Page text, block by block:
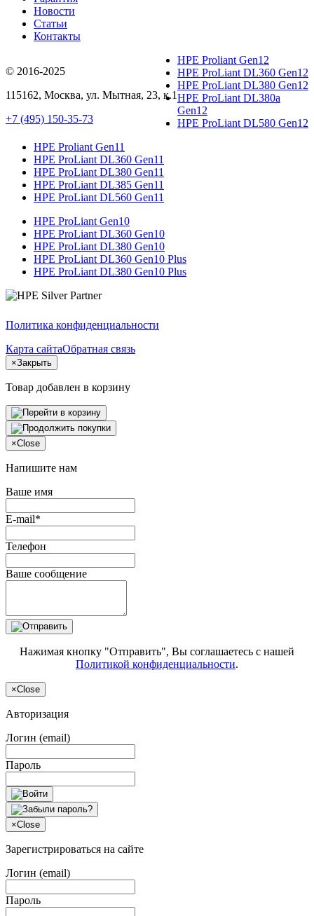
Новости
Статьи
Контакты
© 2016-2025
115162, Москва, ул. Мытная, 23, к.1
+7 (495) 150-35-73
HPE Proliant Gen12
HPE ProLiant DL360 Gen12
HPE ProLiant DL380 Gen12
HPE ProLiant DL380a
Gen12
HPE ProLiant DL580 Gen12
HPE Proliant Gen11
HPE ProLiant DL360 Gen11
HPE ProLiant DL380 Gen11
HPE ProLiant DL385 Gen11
HPE ProLiant DL560 Gen11
HPE ProLiant Gen10
HPE ProLiant DL360 Gen10
HPE ProLiant DL380 Gen10
HPE ProLiant DL360 Gen10 Plus
HPE ProLiant DL380 Gen10 Plus
Политика конфиденциальности
Карта сайтаОбратная связь
×Закрыть
Товар добавлен в корзину
×Close
Напишите нам
Ваше имя
E-mail*
Телефон
Ваше сообщение
Нажимая кнопку "Отправить", Вы соглашаетесь с нашей
Политикой конфиденциальности.
×Close
Авторизация
Логин (email)
Пароль
×Close
Зарегистрироваться на сайте
Логин (email)
Пароль